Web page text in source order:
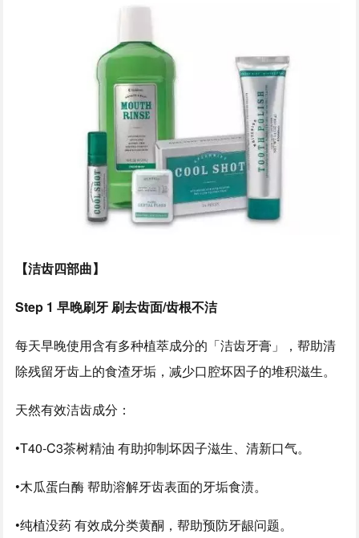
【洁齿四部曲】
Step 1 早晚刷牙 刷去齿面/齿根不洁
每天早晚使用含有多种植萃成分的「洁齿牙膏」，帮助清
除残留牙齿上的食渣牙垢，减少口腔坏因子的堆积滋生。
天然有效洁齿成分：
•T40-C3茶树精油 有助抑制坏因子滋生、清新口气。
•木瓜蛋白酶 帮助溶解牙齿表面的牙垢食渍。
•纯植没药 有效成分类黄酮，帮助预防牙龈问题。